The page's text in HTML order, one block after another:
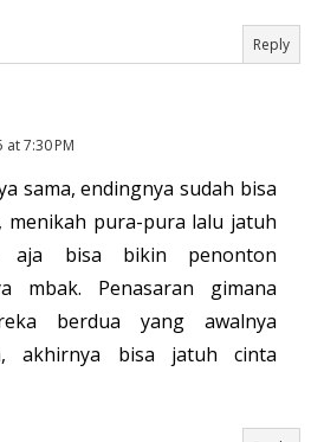
Reply
7:30 PM
sama, endingnya sudah bisa
menikah pura-pura lalu jatuh
aja bisa bikin penonton
mbak. Penasaran gimana
berdua yang awalnya
akhirnya bisa jatuh cinta